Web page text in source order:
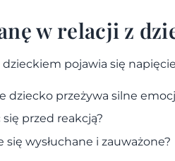
w relacji z
dzieckiem pojawia się
dziecko przeżywa silne
przed reakcją?
wysłuchane i zauważone?